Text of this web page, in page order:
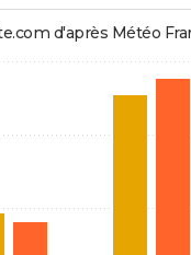
d'après Météo